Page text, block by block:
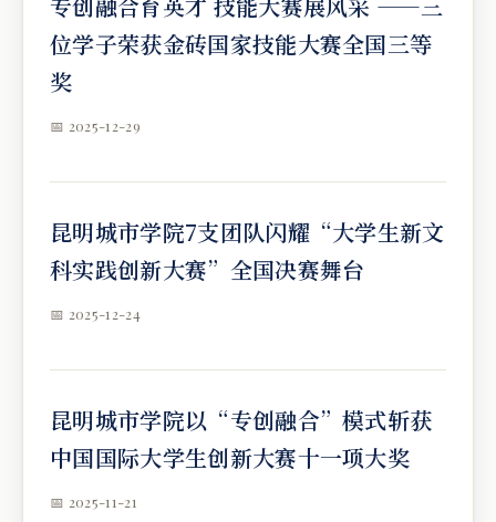
位学子荣获金砖国家技能大赛全国三等
奖
📅 2025-12-29
昆明城市学院7支团队闪耀“大学生新文
科实践创新大赛”全国决赛舞台
📅 2025-12-24
昆明城市学院以“专创融合”模式斩获
中国国际大学生创新大赛十一项大奖
📅 2025-11-21